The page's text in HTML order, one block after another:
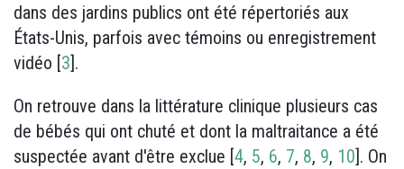
dans des jardins publics ont été répertoriés aux
États-Unis, parfois avec témoins ou enregistrement
vidéo [3].
On retrouve dans la littérature clinique plusieurs cas
de bébés qui ont chuté et dont la maltraitance a été
suspectée avant d'être exclue [4, 5, 6, 7, 8, 9, 10]. On